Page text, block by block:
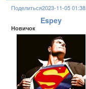
Поделиться2023-11-05
Espey
Новичок